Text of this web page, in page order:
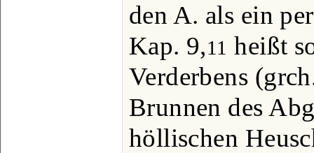
den A. als ein
Kap. 9,11 heißt
Verderbens
Brunnen des
höllischen